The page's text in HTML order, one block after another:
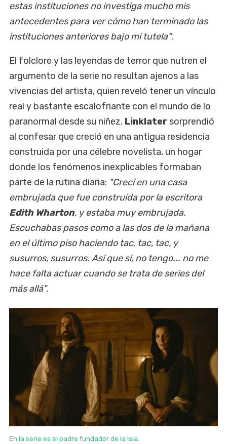
estas instituciones no investiga mucho mis
antecedentes para ver cómo han terminado las
instituciones anteriores bajo mi tutela".
El folclore y las leyendas de terror que nutren el
argumento de la serie no resultan ajenos a las
vivencias del artista, quien reveló tener un vínculo
real y bastante escalofriante con el mundo de lo
paranormal desde su niñez. Linklater sorprendió
al confesar que creció en una antigua residencia
construida por una célebre novelista, un hogar
donde los fenómenos inexplicables formaban
parte de la rutina diaria: "Crecí en una casa
embrujada que fue construida por la escritora
Edith Wharton, y estaba muy embrujada.
Escuchabas pasos como a las dos de la mañana
en el último piso haciendo tac, tac, tac, y
susurros, susurros. Así que sí, no tengo... no me
hace falta actuar cuando se trata de series del
más allá".
En la serie es el padre fundador de la isla.